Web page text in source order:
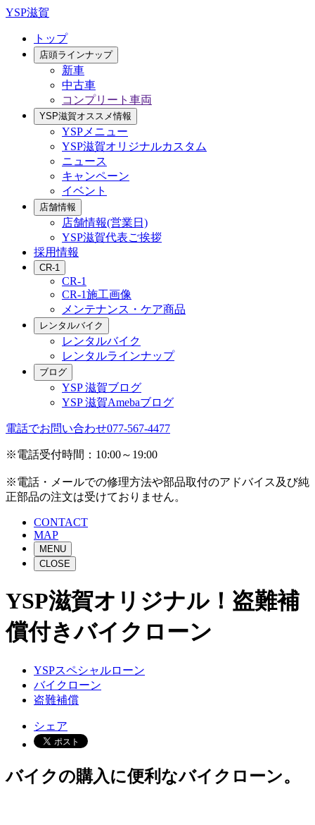
YSP滋賀
トップ
店頭ラインナップ
新車
中古車
コンプリート車両
YSP滋賀オススメ情報
YSPメニュー
YSP滋賀オリジナルカスタム
ニュース
キャンペーン
イベント
店舗情報
店舗情報(営業日)
YSP滋賀代表ご挨拶
採用情報
CR-1
CR-1
CR-1施工画像
メンテナンス・ケア商品
レンタルバイク
レンタルバイク
レンタルラインナップ
ブログ
YSP 滋賀ブログ
YSP 滋賀Amebaブログ
電話でお問い合わせ077-567-4477
※電話受付時間：10:00～19:00
※電話・メールでの修理方法や部品取付のアドバイス及び純
正部品の注文は受けておりません。
CONTACT
MAP
MENU
CLOSE
YSP滋賀オリジナル！盗難補
償付きバイクローン
YSPスペシャルローン
バイクローン
盗難補償
シェア
バイクの購入に便利なバイクローン。